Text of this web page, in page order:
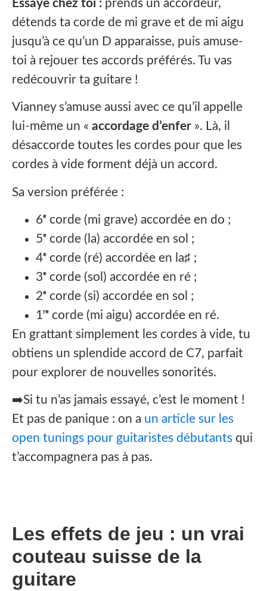
Essaye chez toi : prends un accordeur,
détends ta corde de mi grave et de mi aigu
jusqu’à ce qu’un D apparaisse, puis amuse-
toi à rejouer tes accords préférés. Tu vas
redécouvrir ta guitare !
Vianney s’amuse aussi avec ce qu’il appelle
lui-même un « accordage d’enfer ». Là, il
désaccorde toutes les cordes pour que les
cordes à vide forment déjà un accord.
Sa version préférée :
6ᵉ corde (mi grave) accordée en do ;
5ᵉ corde (la) accordée en sol ;
4ᵉ corde (ré) accordée en la♯ ;
3ᵉ corde (sol) accordée en ré ;
2ᵉ corde (si) accordée en sol ;
1ʳᵉ corde (mi aigu) accordée en ré.
En grattant simplement les cordes à vide, tu
obtiens un splendide accord de C7, parfait
pour explorer de nouvelles sonorités.
➡️Si tu n’as jamais essayé, c’est le moment !
Et pas de panique : on a un article sur les
open tunings pour guitaristes débutants qui
t’accompagnera pas à pas.
Les effets de jeu : un vrai
couteau suisse de la
guitare